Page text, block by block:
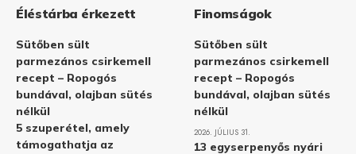
Éléstárba érkezett
Sütőben sült
parmezános csirkemell
recept – Ropogós
bundával, olajban sütés
nélkül
5 szuperétel, amely
támogathatja az
Finomságok
Sütőben sült
parmezános csirkemell
recept – Ropogós
bundával, olajban sütés
nélkül
2026. JÚLIUS 31.
13 egyserpenyős nyári